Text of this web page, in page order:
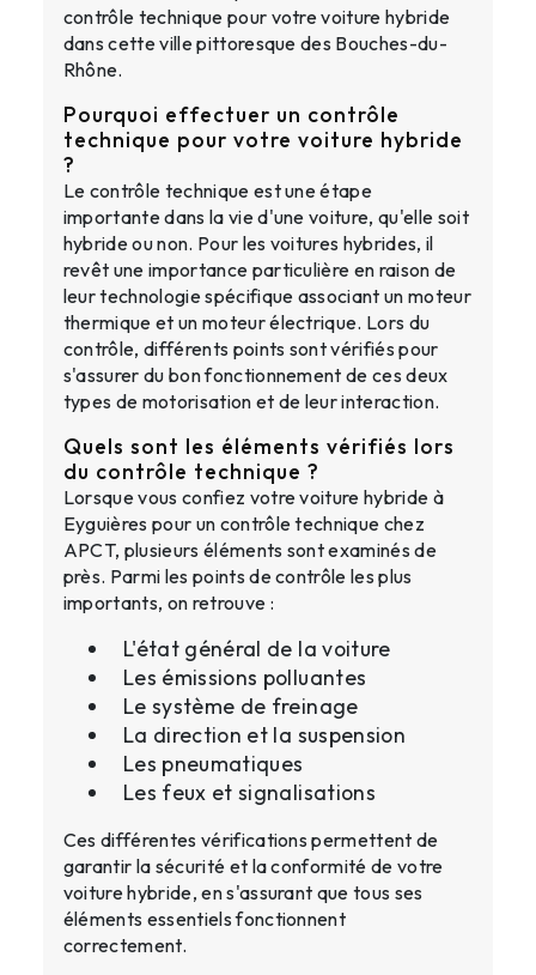
contrôle technique pour votre voiture hybride
dans cette ville pittoresque des Bouches-du-
Rhône.
Pourquoi effectuer un contrôle
technique pour votre voiture hybride
?
Le contrôle technique est une étape
importante dans la vie d'une voiture, qu'elle soit
hybride ou non. Pour les voitures hybrides, il
revêt une importance particulière en raison de
leur technologie spécifique associant un moteur
thermique et un moteur électrique. Lors du
contrôle, différents points sont vérifiés pour
s'assurer du bon fonctionnement de ces deux
types de motorisation et de leur interaction.
Quels sont les éléments vérifiés lors
du contrôle technique ?
Lorsque vous confiez votre voiture hybride à
Eyguières pour un contrôle technique chez
APCT, plusieurs éléments sont examinés de
près. Parmi les points de contrôle les plus
importants, on retrouve :
L'état général de la voiture
Les émissions polluantes
Le système de freinage
La direction et la suspension
Les pneumatiques
Les feux et signalisations
Ces différentes vérifications permettent de
garantir la sécurité et la conformité de votre
voiture hybride, en s'assurant que tous ses
éléments essentiels fonctionnent
correctement.